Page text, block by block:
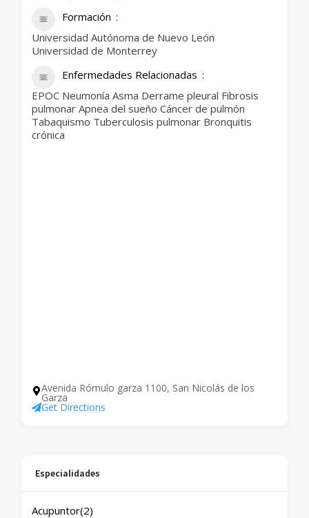
Formación
Universidad Autónoma de Nuevo León
Universidad de Monterrey
Enfermedades Relacionadas
EPOC Neumonía Asma Derrame pleural Fibrosis
pulmonar Apnea del sueño Cáncer de pulmón
Tabaquismo Tuberculosis pulmonar Bronquitis
crónica
Avenida Rómulo garza 1100, San Nicolás de los
Garza
Get Directions
Especialidades
Acupuntor(2)